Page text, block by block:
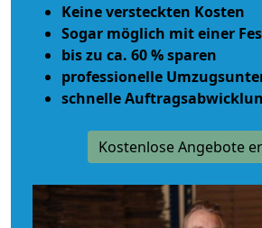
Keine versteckten Kosten
Sogar möglich mit einer
bis zu ca. 60 % sparen
professionelle
schnelle
Kostenlose Angebote